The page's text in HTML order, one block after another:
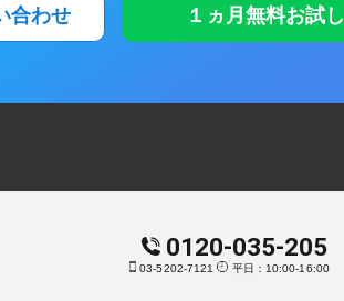
合わせ １ヵ月無料お試し
0120-035-205
03-5202-7121 平日：10:00-16:00